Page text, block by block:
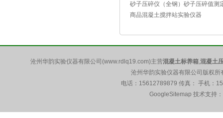
砂子压碎仪（全钢）砂子压碎值测
商品混凝土搅拌站实验仪器
沧州华韵实验仪器有限公司(www.rdlq19.com)主营混凝土标养箱,混凝土
沧州华韵实验仪器有限公司版权
电话：15612789879 传真： 手机：
GoogleSitemap 技术支持